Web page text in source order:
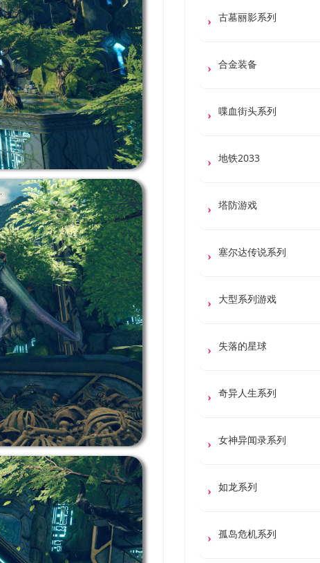
古墓丽影系列
合金装备
喋血街头系列
地铁2033
塔防游戏
塞尔达传说系列
大型系列游戏
失落的星球
奇异人生系列
女神异闻录系列
如龙系列
孤岛危机系列